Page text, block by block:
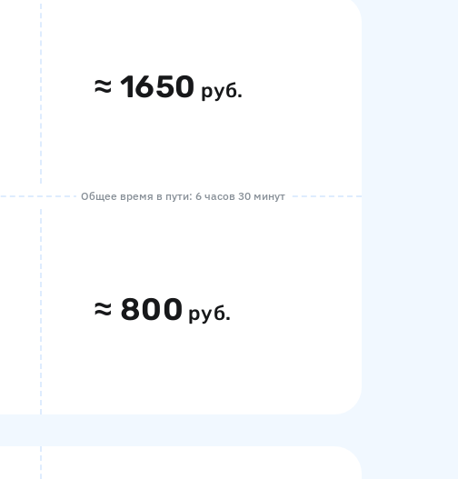
≈1650 руб.
Общее время в пути: 6 часов 30 минут
≈ 800 руб.